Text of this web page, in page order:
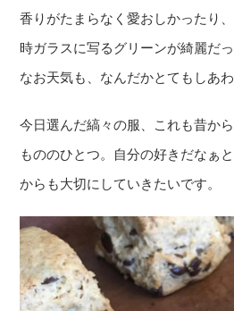
香りがたまらなく愛おしかったり
時ガラスに写るグリーンが綺麗だ
なお天気も、なんだかとてもしあわ
今日選んだ縞々の服、これも昔か
もののひとつ。自分の好きだなぁ
からも大切にしていきたいです。